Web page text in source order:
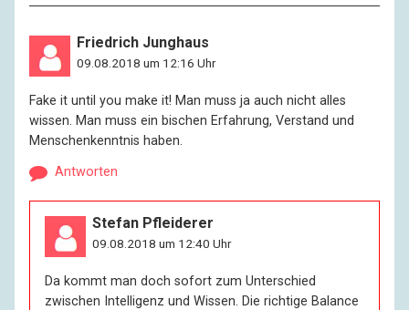
Friedrich Junghaus
09.08.2018 um 12:16 Uhr
Fake it until you make it! Man muss ja auch nicht alles
wissen. Man muss ein bischen Erfahrung, Verstand und
Menschenkenntnis haben.
Antworten
Stefan Pfleiderer
09.08.2018 um 12:40 Uhr
Da kommt man doch sofort zum Unterschied
zwischen Intelligenz und Wissen. Die richtige Balance